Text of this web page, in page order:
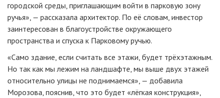
городской среды, приглашающим войти в парковую зону
ручья», — рассказала архитектор. По её словам, инвестор
заинтересован в благоустройстве окружающего
пространства и спуска к Парковому ручью.
«Само здание, если считать все этажи, будет трёхэтажным.
Но так как мы лежим на ландшафте, мы выше двух этажей
относительно улицы не поднимаемся», — добавила
Морозова, пояснив, что это будет «лёгкая конструкция»,